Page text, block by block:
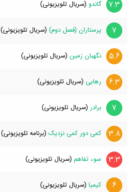
7.3 گاندو (سریال تلویزیونی)
7 پرستاران (فصل دوم) (سریال تلویزیونی)
5.6 نگهبان زمین (سریال تلویزیونی)
6.3 رهایی (سریال تلویزیونی)
7 برادر (سریال تلویزیونی)
3.8 کمی دور کمی نزدیک (برنامه تلویزیونی)
3.3 سوء تفاهم (سریال تلویزیونی)
6 کیمیا (سریال تلویزیونی)